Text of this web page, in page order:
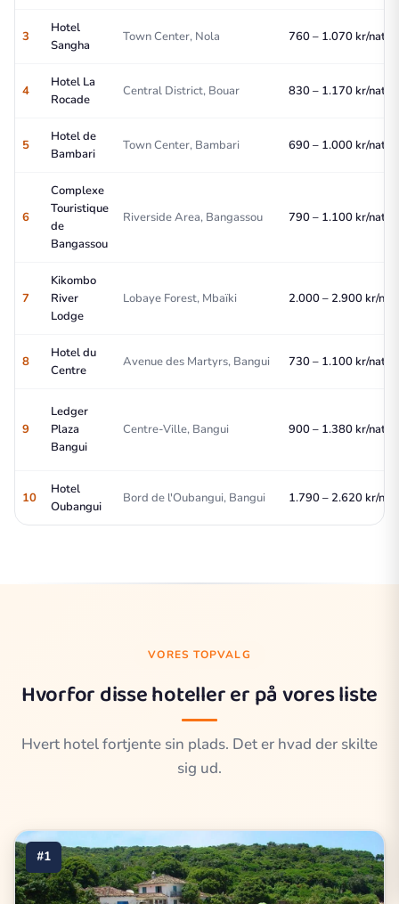
3
Hotel
Sangha
Town Center, Nola 760 – 1.070 kr/nat
4
Hotel La
Rocade
Central District, Bouar 830 – 1.170 kr/nat
5
Hotel de
Bambari
Town Center, Bambari 690 – 1.000 kr/nat
6
Complexe
Touristique
de
Bangassou
Riverside Area, Bangassou 790 – 1.100 kr/nat
7
Kikombo
River
Lodge
Lobaye Forest, Mbaïki 2.000 – 2.900 kr/nat
8
Hotel du
Centre
Avenue des Martyrs, Bangui 730 – 1.100 kr/nat
9
Ledger
Plaza
Bangui
Centre-Ville, Bangui 900 – 1.380 kr/nat
10
Hotel
Oubangui
Bord de l'Oubangui, Bangui 1.790 – 2.620 kr/nat
VORES TOPVALG
Hvorfor disse hoteller er på vores liste
Hvert hotel fortjente sin plads. Det er hvad der skilte
sig ud.
#1